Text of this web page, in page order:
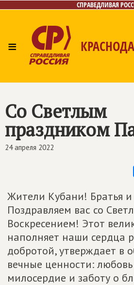
СПРАВЕДЛИВАЯ
≡
Со Светлым
праздником
24 апреля 2022
Жители Кубани! Братья и
Поздравляем вас со
Воскресением! Этот
наполняет наши сердца
добротой, утверждает в
вечные ценности: любовь
милосердие и заботу о